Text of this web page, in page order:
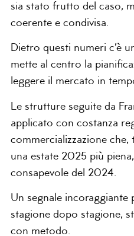
sia stato frutto del caso,
coerente e condivisa.
Dietro questi numeri c’è
mette al centro la
leggere il mercato in
Le strutture seguite da
applicato con costanza
commercializzazione
una estate 2025 più
consapevole del 2024.
Un segnale incoraggiante
stagione dopo stagione,
con metodo.